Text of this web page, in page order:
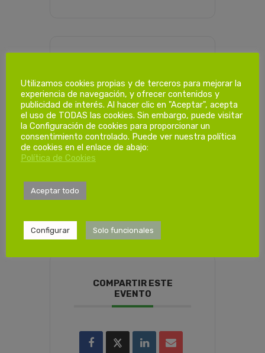
Dias de
formación.
COMPARTIR ESTE
EVENTO
Utilizamos cookies propias y de terceros para mejorar la
experiencia de navegación, y ofrecer contenidos y
publicidad de interés. Al hacer clic en "Aceptar", acepta
el uso de TODAS las cookies. Sin embargo, puede visitar
la Configuración de cookies para proporcionar un
consentimiento controlado. Puede ver nuestra política
de cookies en el enlace de abajo:
Política de Cookies
Aceptar todo
Configurar Solo funcionales